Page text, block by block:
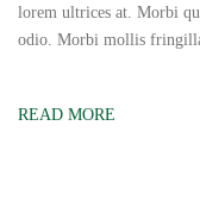
lorem ultrices at. Morbi
odio. Morbi mollis
READ MORE